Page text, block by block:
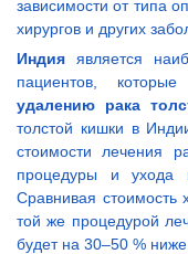
зависимости от типа
хирургов и других
Индия является
пациентов,
удалению рака
толстой кишки в
стоимости лечения
процедуры и ухода
Сравнивая стоимость
той же процедурой
будет на 30–50 % ниже.